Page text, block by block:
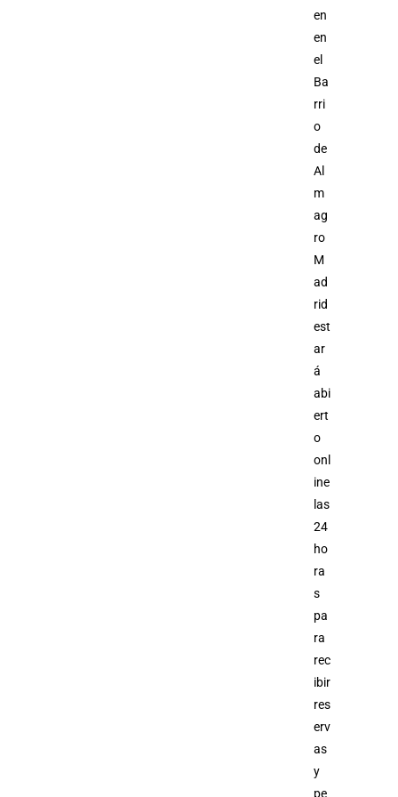
en
en
el
Ba
rri
o
de
Al
m
ag
ro
M
ad
rid
est
ar
á
abi
ert
o
onl
ine
las
24
ho
ra
s
pa
ra
rec
ibir
res
erv
as
y
pe